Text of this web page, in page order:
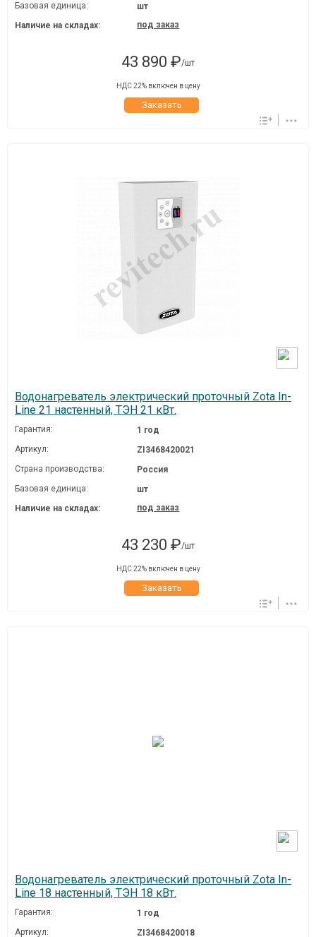
Базовая единица:
шт
Наличие на складах:
под заказ
43 890 ₽/шт
НДС 22% включен в цену
Заказать
Водонагреватель электрический проточный Zota In-
Line 21 настенный, ТЭН 21 кВт.
Гарантия:
1 год
Артикул:
ZI3468420021
Страна производства:
Россия
Базовая единица:
шт
Наличие на складах:
под заказ
43 230 ₽/шт
НДС 22% включен в цену
Заказать
Водонагреватель электрический проточный Zota In-
Line 18 настенный, ТЭН 18 кВт.
Гарантия:
1 год
Артикул:
ZI3468420018